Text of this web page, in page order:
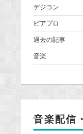
デジコン
ピアプロ
過去の記事
音楽
音楽配信